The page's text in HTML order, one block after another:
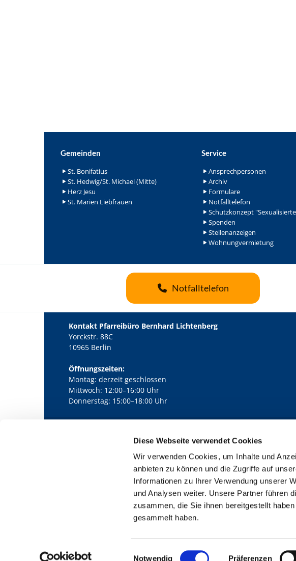
Diese Webseite verwendet Cookies
Wir verwenden Cookies, um Inhalte und
anbieten zu können und die Zugriffe auf
Informationen zu Ihrer Verwendung unserer
und Analysen weiter. Unsere Partner führen
zusammen, die Sie ihnen bereitgestellt
gesammelt haben.
Notwendig Präferenzen
Gemeinden
St. Bonifatius
St. Hedwig/St. Michael (Mitte)
Herz Jesu
St. Marien Liebfrauen
Service
Ansprechpersonen
Archiv
Formulare
Notfalltelefon
Schutzkonzept
Spenden
Stellenanzeigen
Wohnungvermietung
Notfalltelefon
Kontakt Pfarreibüro Bernhard Lichtenberg
Yorckstr. 88C
10965 Berlin
Öffnungszeiten:
Montag: derzeit geschlossen
Mittwoch: 12:00–16:00 Uhr
Donnerstag: 15:00–18:00 Uhr
Kath. Kirchengemeinde Pfarrei Bernhard Lichtenberg